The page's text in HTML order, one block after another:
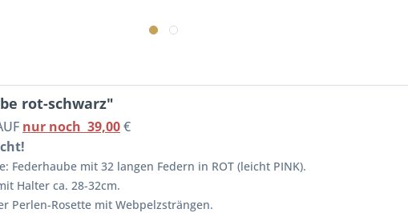
rot-schwarz"
nur noch 39,00€
Federhaube mit 32 langen Federn in ROT (leicht PINK).
Halter ca. 28-32cm.
Perlen-Rosette mit Webpelzsträngen.